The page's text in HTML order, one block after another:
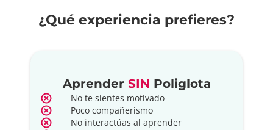
¿Qué experiencia prefieres?
Aprender SIN Poliglota
No te sientes motivado
Poco compañerismo
No interactúas al aprender